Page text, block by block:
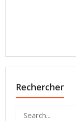
Rechercher